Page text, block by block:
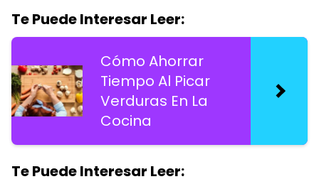
Te Puede Interesar Leer:
Cómo Ahorrar
Tiempo Al Picar
Verduras En La
Cocina
Te Puede Interesar Leer: